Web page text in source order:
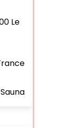
Le
Sauna